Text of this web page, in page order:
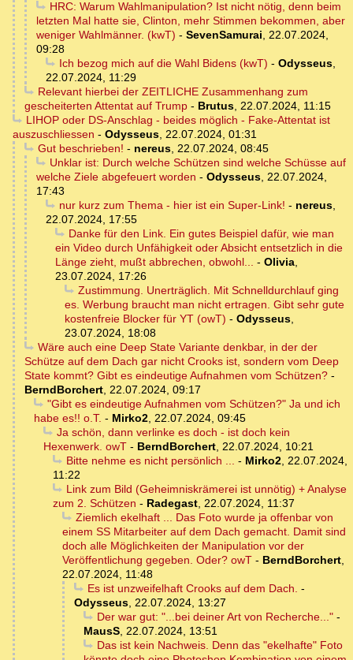
HRC: Warum Wahlmanipulation? Ist nicht nötig, denn beim
letzten Mal hatte sie, Clinton, mehr Stimmen bekommen, aber
weniger Wahlmänner. (kwT) - SevenSamurai, 22.07.2024,
09:28
Ich bezog mich auf die Wahl Bidens (kwT) - Odysseus,
22.07.2024, 11:29
Relevant hierbei der ZEITLICHE Zusammenhang zum
gescheiterten Attentat auf Trump - Brutus, 22.07.2024, 11:15
LIHOP oder DS-Anschlag - beides möglich - Fake-Attentat ist
auszuschliessen - Odysseus, 22.07.2024, 01:31
Gut beschrieben! - nereus, 22.07.2024, 08:45
Unklar ist: Durch welche Schützen sind welche Schüsse auf
welche Ziele abgefeuert worden - Odysseus, 22.07.2024,
17:43
nur kurz zum Thema - hier ist ein Super-Link! - nereus,
22.07.2024, 17:55
Danke für den Link. Ein gutes Beispiel dafür, wie man
ein Video durch Unfähigkeit oder Absicht entsetzlich in die
Länge zieht, mußt abbrechen, obwohl... - Olivia,
23.07.2024, 17:26
Zustimmung. Unerträglich. Mit Schnelldurchlauf ging
es. Werbung braucht man nicht ertragen. Gibt sehr gute
kostenfreie Blocker für YT (owT) - Odysseus,
23.07.2024, 18:08
Wäre auch eine Deep State Variante denkbar, in der der
Schütze auf dem Dach gar nicht Crooks ist, sondern vom Deep
State kommt? Gibt es eindeutige Aufnahmen vom Schützen? -
BerndBorchert, 22.07.2024, 09:17
"Gibt es eindeutige Aufnahmen vom Schützen?" Ja und ich
habe es!! o.T. - Mirko2, 22.07.2024, 09:45
Ja schön, dann verlinke es doch - ist doch kein
Hexenwerk. owT - BerndBorchert, 22.07.2024, 10:21
Bitte nehme es nicht persönlich ... - Mirko2, 22.07.2024,
11:22
Link zum Bild (Geheimniskrämerei ist unnötig) + Analyse
zum 2. Schützen - Radegast, 22.07.2024, 11:37
Ziemlich ekelhaft ... Das Foto wurde ja offenbar von
einem SS Mitarbeiter auf dem Dach gemacht. Damit sind
doch alle Möglichkeiten der Manipulation vor der
Veröffentlichung gegeben. Oder? owT - BerndBorchert,
22.07.2024, 11:48
Es ist unzweifelhaft Crooks auf dem Dach. -
Odysseus, 22.07.2024, 13:27
Der war gut: "...bei deiner Art von Recherche..."-
MausS, 22.07.2024, 13:51
Das ist kein Nachweis. Denn das "ekelhafte" Foto